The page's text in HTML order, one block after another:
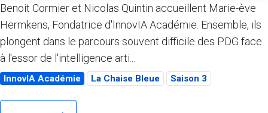
Benoit Cormier et Nicolas Quintin accueillent Marie-ève
Hermkens, Fondatrice d'InnovIA Académie. Ensemble, ils
plongent dans le parcours souvent difficile des PDG face
à l'essor de l'intelligence arti...
InnovIA Académie La Chaise Bleue Saison 3